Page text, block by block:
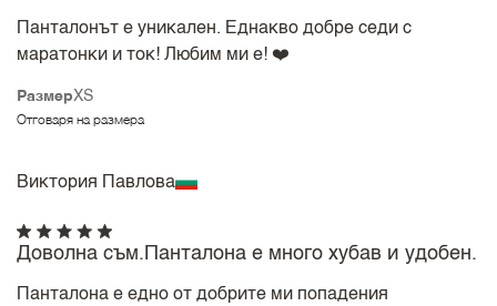
РазмерXS
Отговаря на размера
Панталонът е уникален. Еднакво добре седи с
маратонки и ток! Любим ми е! ❤️
Виктория Павлова
Доволна съм.Панталона е много хубав и удобен.
Панталона е едно от добрите ми попадения